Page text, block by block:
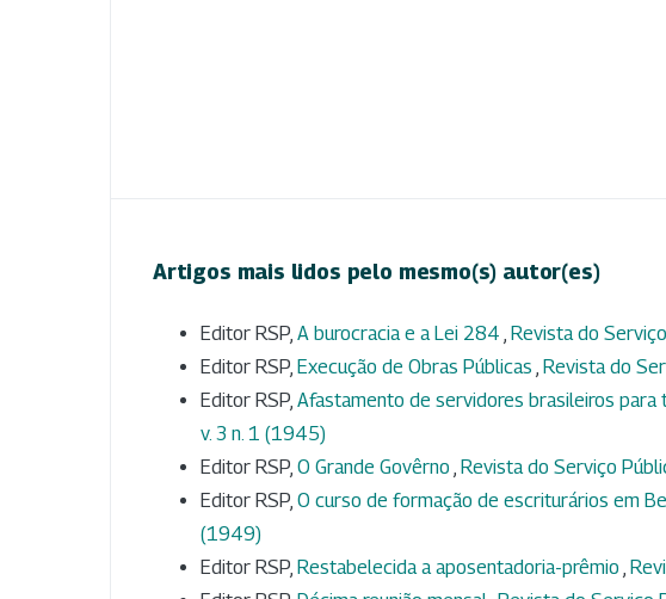
Artigos mais lidos pelo mesmo(s) autor(es)
Editor RSP, A burocracia e a Lei 284 , Revista do
Editor RSP, Execução de Obras Públicas , Revista do
Editor RSP, Afastamento de servidores brasileiros para
v. 3 n. 1 (1945)
Editor RSP, O Grande Govêrno , Revista do Serviço
Editor RSP, O curso de formação de escriturários em
(1949)
Editor RSP, Restabelecida a aposentadoria-prêmio ,